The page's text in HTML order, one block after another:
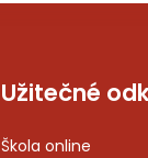
Užitečné
Škola online